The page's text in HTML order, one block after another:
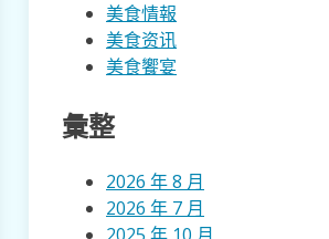
美食情報
美食资讯
美食饗宴
彙整
2026 年 8 月
2026 年 7 月